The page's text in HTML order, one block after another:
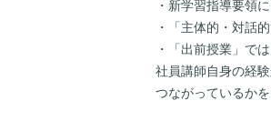
・新学習指導要領
・「主体的・対話
・「出前授業」で
社員講師自身の経
つながっているか